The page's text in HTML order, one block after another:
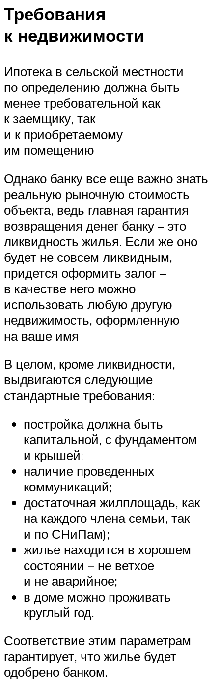
Требования
к недвижимости
Ипотека в сельской местности
по определению должна быть
менее требовательной как
к заемщику, так
и к приобретаемому
им помещению
Однако банку все еще важно знать
реальную рыночную стоимость
объекта, ведь главная гарантия
возвращения денег банку – это
ликвидность жилья. Если же оно
будет не совсем ликвидным,
придется оформить залог –
в качестве него можно
использовать любую другую
недвижимость, оформленную
на ваше имя
В целом, кроме ликвидности,
выдвигаются следующие
стандартные требования:
постройка должна быть
капитальной, с фундаментом
и крышей;
наличие проведенных
коммуникаций;
достаточная жилплощадь, как
на каждого члена семьи, так
и по СНиПам);
жилье находится в хорошем
состоянии – не ветхое
и не аварийное;
в доме можно проживать
круглый год.
Соответствие этим параметрам
гарантирует, что жилье будет
одобрено банком.